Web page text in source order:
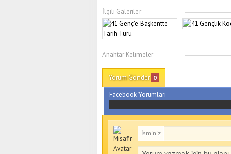
İlgili Galeriler
Anahtar Kelimeler
Yorum Gönder 0
Facebook Yorumları
İsminiz